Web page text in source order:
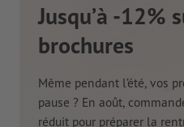
Jusqu’à -12%
brochures
Même pendant l’été, vos
pause ? En août,
réduit pour préparer la